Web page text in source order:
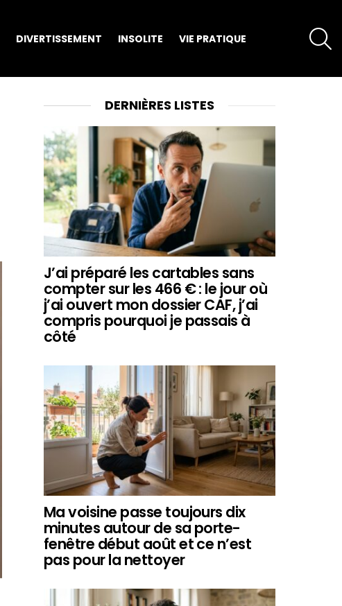
DIVERTISSEMENT INSOLITE VIE PRATIQUE
DERNIÈRES LISTES
J’ai préparé les cartables sans
compter sur les 466 € : le jour où
j’ai ouvert mon dossier CAF, j’ai
compris pourquoi je passais à
côté
Ma voisine passe toujours dix
minutes autour de sa porte-
fenêtre début août et ce n’est
pas pour la nettoyer